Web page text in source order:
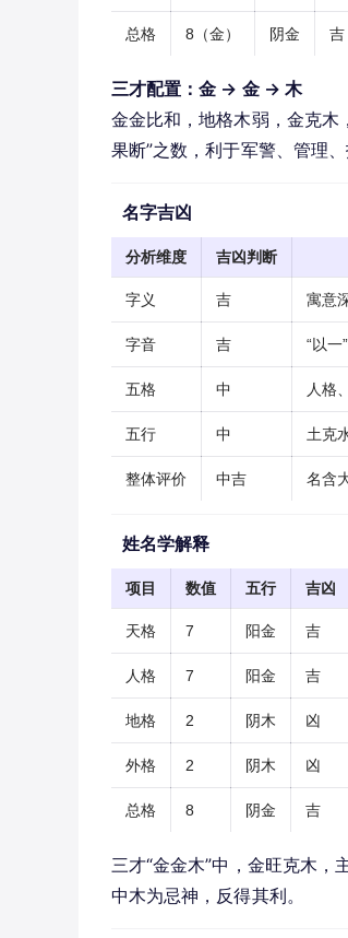
总格 8（金） 阴金 吉
三才配置：金 → 金 → 木
金金比和，地格木弱，金克木
果断”之数，利于军警、管理
名字吉凶
分析维度 吉凶判断
字义 吉 寓意
字音 吉 “以
五格 中 人格
五行 中 土克
整体评价 中吉 名含
姓名学解释
项目 数值 五行 吉凶
天格 7 阳金 吉
人格 7 阳金 吉
地格 2 阴木 凶
外格 2 阴木 凶
总格 8 阴金 吉
三才“金金木”中，金旺克木，
中木为忌神，反得其利。